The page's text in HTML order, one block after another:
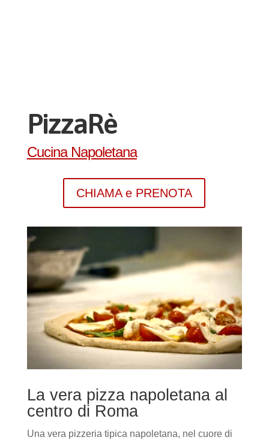
PizzaRè
Cucina Napoletana
CHIAMA e PRENOTA
La vera pizza napoletana al
centro di Roma
Una vera pizzeria tipica napoletana, nel cuore di